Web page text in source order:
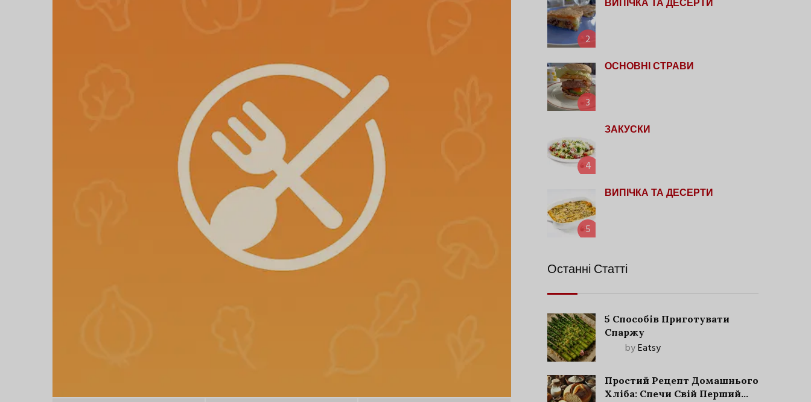
2
ВИПІЧКА ТА ДЕСЕРТИ
3
ОСНОВНІ СТРАВИ
4
ЗАКУСКИ
5
ВИПІЧКА ТА ДЕСЕРТИ
Останні Статті
5 Способів Приготувати
Спаржу
byEatsy
Простий Рецепт Домашнього
Хліба: Спечи Свій Перший